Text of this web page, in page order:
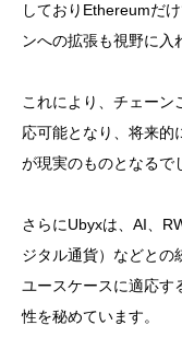
しておりEthereumだ
ンへの拡張も視野に入
これにより、チェーン
応可能となり、将来的
が現実のものとなるで
さらにUbyxは、AI、
ジタル通貨）などとの
ユースケースに適応す
性を秘めています。